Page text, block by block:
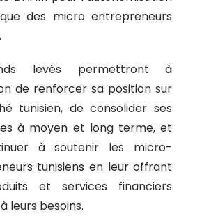
des micro entrepreneurs
levés permettront à
de renforcer sa position sur
tunisien, de consolider ses
à moyen et long terme, et
à soutenir les micro-
tunisiens en leur offrant
et services financiers
leurs besoins.